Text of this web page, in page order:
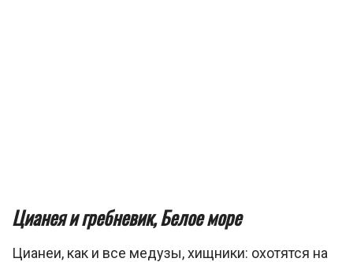
Цианея и гребневик, Белое море
Цианеи, как и все медузы, хищники: охотятся на